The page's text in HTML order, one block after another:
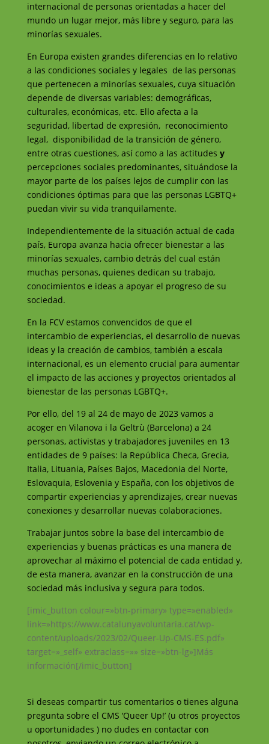
internacional de personas orientadas a hacer del
mundo un lugar mejor, más libre y seguro, para las
minorías sexuales.
En Europa existen grandes diferencias en lo relativo
a las condiciones sociales y legales de las personas
que pertenecen a minorías sexuales, cuya situación
depende de diversas variables: demográficas,
culturales, económicas, etc. Ello afecta a la
seguridad, libertad de expresión, reconocimiento
legal, disponibilidad de la transición de género,
entre otras cuestiones, así como a las actitudes y
percepciones sociales predominantes, situándose la
mayor parte de los países lejos de cumplir con las
condiciones óptimas para que las personas LGBTQ+
puedan vivir su vida tranquilamente.
Independientemente de la situación actual de cada
país, Europa avanza hacia ofrecer bienestar a las
minorías sexuales, cambio detrás del cual están
muchas personas, quienes dedican su trabajo,
conocimientos e ideas a apoyar el progreso de su
sociedad.
En la FCV estamos convencidos de que el
intercambio de experiencias, el desarrollo de nuevas
ideas y la creación de cambios, también a escala
internacional, es un elemento crucial para aumentar
el impacto de las acciones y proyectos orientados al
bienestar de las personas LGBTQ+.
Por ello, del 19 al 24 de mayo de 2023 vamos a
acoger en Vilanova i la Geltrù (Barcelona) a 24
personas, activistas y trabajadores juveniles en 13
entidades de 9 países: la República Checa, Grecia,
Italia, Lituania, Países Bajos, Macedonia del Norte,
Eslovaquia, Eslovenia y España, con los objetivos de
compartir experiencias y aprendizajes, crear nuevas
conexiones y desarrollar nuevas colaboraciones.
Trabajar juntos sobre la base del intercambio de
experiencias y buenas prácticas es una manera de
aprovechar al máximo el potencial de cada entidad y,
de esta manera, avanzar en la construcción de una
sociedad más inclusiva y segura para todos.
[imic_button colour=»btn-primary» type=»enabled»
link=»https://www.catalunyavoluntaria.cat/wp-
content/uploads/2023/02/Queer-Up-CMS-ES.pdf»
target=»_self» extraclass=»» size=»btn-lg»]Más
información[/imic_button]
Si deseas compartir tus comentarios o tienes alguna
pregunta sobre el CMS ‘Queer Up!’ (u otros proyectos
u oportunidades ) no dudes en contactar con